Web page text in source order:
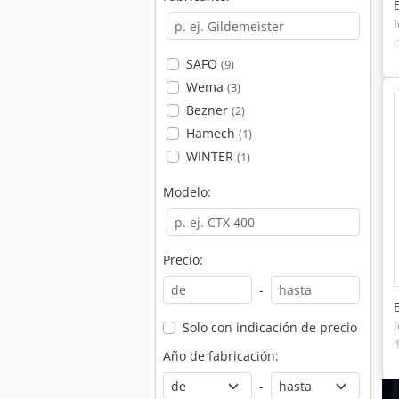
SAFO (9)
Wema (3)
Bezner (2)
Hamech (1)
WINTER (1)
Modelo:
Precio:
-
Solo con indicación de precio
Año de fabricación:
-